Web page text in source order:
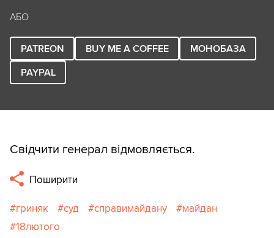
АБО
PATREON BUY ME A COFFEE
МОНОБАЗА
PAYPAL
Свідчити генерал відмовляється.
Поширити
гриняк суд справимайдану
майдан
18лютого